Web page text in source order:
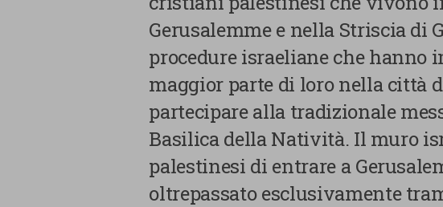
Gerusalemme e nella Striscia di
procedure israeliane che hanno
maggior parte di loro nella città
partecipare alla tradizionale
Basilica della Natività. Il muro
palestinesi di entrare a
oltrepassato esclusivamente